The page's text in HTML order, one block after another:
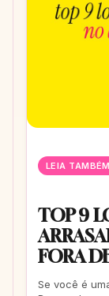
LEIA
TOP 9
FORA
Se você é